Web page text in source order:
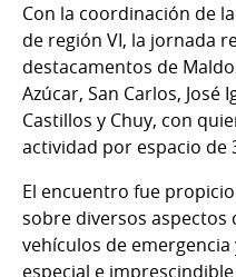
Con la coordinación de
de región VI, la jornada
destacamentos de
Azúcar, San Carlos, José
Castillos y Chuy, con
actividad por espacio de
El encuentro fue
sobre diversos
vehículos de
especial e